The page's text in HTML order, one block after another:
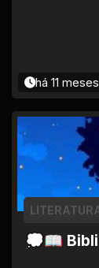
há 11 meses
💭📖